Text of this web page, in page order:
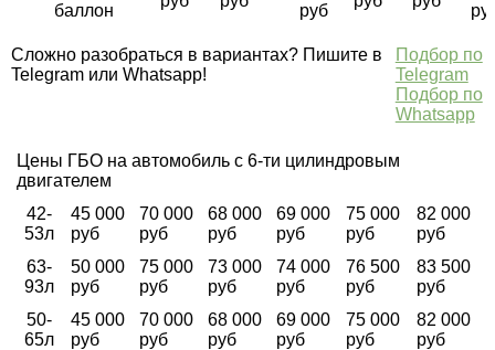
баллон руб
Сложно разобраться в вариантах? Пишите в
Telegram или Whatsapp!
Подбор по
Telegram
Подбор по
Whatsapp
Цены ГБО на автомобиль с 6-ти цилиндровым
двигателем
42-
53л
45 000
руб
70 000
руб
68 000
руб
69 000
руб
75 000
руб
82 000
руб
63-
93л
50 000
руб
75 000
руб
73 000
руб
74 000
руб
76 500
руб
83 500
руб
50-
65л
45 000
руб
70 000
руб
68 000
руб
69 000
руб
75 000
руб
82 000
руб